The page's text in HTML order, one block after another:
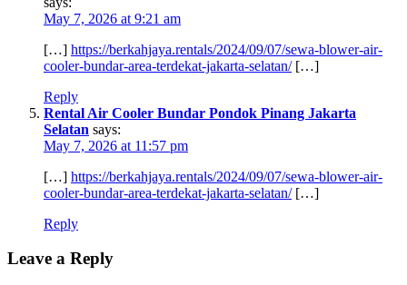
May 7, 2026 at 9:21 am
[…] https://berkahjaya.rentals/2024/09/07/sewa-blower-air-
cooler-bundar-area-terdekat-jakarta-selatan/[…]
Reply
Rental Air Cooler Bundar Pondok Pinang Jakarta
Selatan says:
May 7, 2026 at 11:57 pm
[…] https://berkahjaya.rentals/2024/09/07/sewa-blower-air-
cooler-bundar-area-terdekat-jakarta-selatan/[…]
Reply
Leave a Reply